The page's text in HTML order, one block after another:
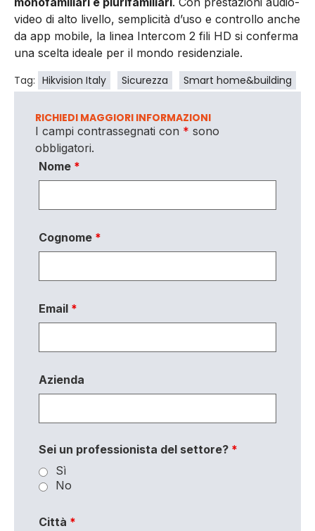
video di alto livello, semplicità d’uso e controllo anche
da app mobile, la linea Intercom 2 fili HD si conferma
una scelta ideale per il mondo residenziale.
Tag: Hikvision Italy Sicurezza Smart home&building
RICHIEDI MAGGIORI INFORMAZIONI
I campi contrassegnati con * sono
obbligatori.
Nome *
Cognome *
Email *
Azienda
Sei un professionista del settore? *
Sì
No
Città *